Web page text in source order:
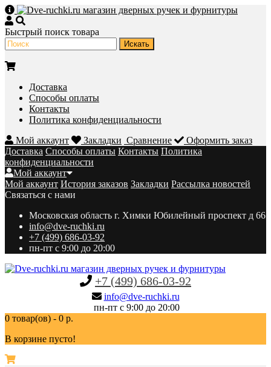
Быстрый поиск товара
Доставка
Способы оплаты
Контакты
Политика конфиденциальности
Мой аккаунт
Закладки Сравнение
Оформить заказ
Доставка Способы оплаты Контакты Политика
конфиденциальности
Мой аккаунт
Мой аккаунт История заказов Закладки Рассылка новостей
Связаться с нами
Московская область г. Химки Юбилейный проспект д 66
info@dve-ruchki.ru
+7 (499) 686-03-92
пн-пт с 9:00 до 20:00
+7 (499) 686-03-92
info@dve-ruchki.ru
пн-пт с 9:00 до 20:00
0 товар(ов) - 0 р.
В корзине пусто!